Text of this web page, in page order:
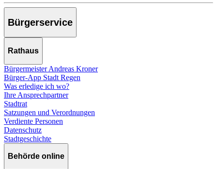
Bürgerservice
Rathaus
Bürgermeister Andreas Kroner
Bürger-App Stadt Regen
Was erledige ich wo?
Ihre Ansprechpartner
Stadtrat
Satzungen und Verordnungen
Verdiente Personen
Datenschutz
Stadtgeschichte
Behörde online